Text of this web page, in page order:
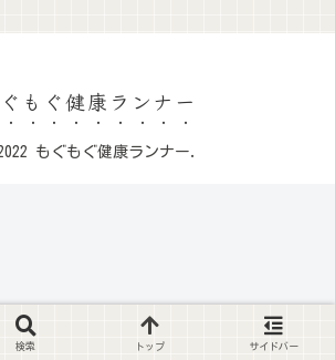
もぐ健康ランナー
もぐもぐ健康ランナー.
検索 トップ サイドバー